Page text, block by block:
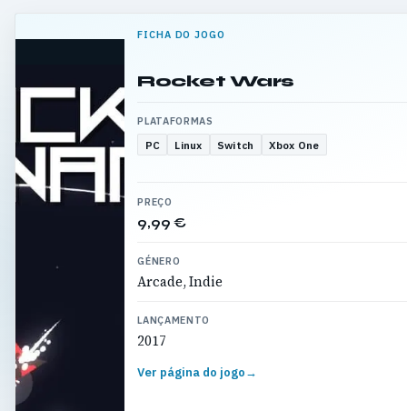
FICHA DO JOGO
Rocket Wars
PLATAFORMAS
PC Linux Switch Xbox One
PREÇO
9,99 €
GÉNERO
Arcade, Indie
LANÇAMENTO
2017
Ver página do jogo→